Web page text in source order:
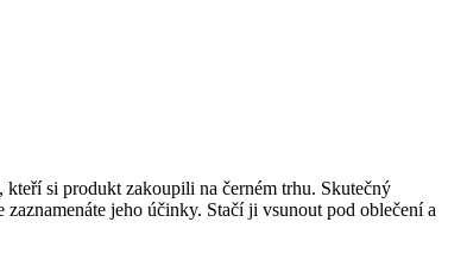
si produkt zakoupili na černém trhu. Skutečný
jeho účinky. Stačí ji vsunout pod oblečení a